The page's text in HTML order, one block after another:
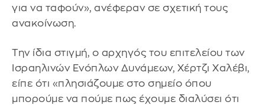
για να ταφούν», ανέφεραν σε σχετική τους
ανακοίνωση.
Την ίδια στιγμή, ο αρχηγός του επιτελείου των
Ισραηλινών Ενόπλων Δυνάμεων, Χέρτζι Χαλέβι,
είπε ότι «πλησιάζουμε στο σημείο όπου
μπορούμε να πούμε πως έχουμε διαλύσει ότι